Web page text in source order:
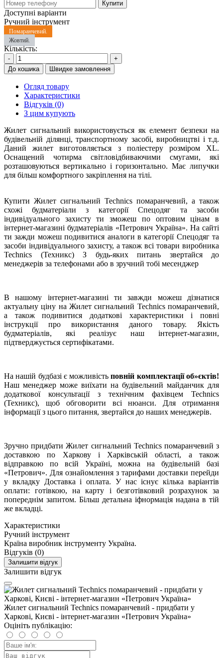
Купити
Доступні варіанти
Ручний інструмент
Помаранчевий.
Жовтий.
Кількість:
-
+
До кошика
Швидке замовлення
Огляд товару
Характеристики
Відгуків (0)
З цим купують
Жилет сигнальний використовується як елемент безпеки на
будівельній ділянці, транспортному засобі, виробництві і т.д.
Даний жилет виготовляється з поліестеру розміром XL.
Оснащений чотирма світловідбиваючими смугами, які
розташовуються вертикально і горизонтально. Має липучки
для більш комфортного закріплення на тілі.
Купити Жилет сигнальний Technics помаранчевий, а також
схожі будматеріали з категорії Спецодяг та засоби
індивідуального захисту ти зможеш по оптовим цінам в
інтернет-магазині будматеріалів «Петрович Україна». На сайті
ти зажди можеш подивитися аналоги в категорії Спецодяг та
засоби індивідуального захисту, а також всі товари виробника
Technics (Техникс) З будь-яких питань звертайся до
менеджерів за телефонами або в зручний тобі месенджер
В нашому інтернет-магазині ти завжди можеш дізнатися
актуальну ціну на Жилет сигнальний Technics помаранчевий,
а також подивитися додаткові характеристики і повні
інструкції про використання даного товару. Якість
будматеріалів, які реалізує наш інтернет-магазин,
підтверджується сертифікатами.
На нашій будбазі є можливістьповній комплектації об»єктів!
Наш менеджер може виїхати на будівельний майданчик для
додаткової консультації з технічним фахівцем Technics
(Техникс), щоб обговорити всі нюанси. Для отримання
інформації з цього питання, звертайся до наших менеджерів.
Зручно придбати Жилет сигнальний Technics помаранчевий з
доставкою по Харкову і Харківській області, а також
відправкою по всій Україні, можна на будівельній базі
«Петрович». Для ознайомлення з тарифами доставки перейди
у вкладку Доставка і оплата. У нас існує кілька варіантів
оплати: готівкою, на карту і безготівковий розрахунок за
попереднім запитом. Більш детальна іфнормація надана в тій
же вкладці.
Характеристики
Ручний інструмент
Країна виробник інструменту Україна.
Відгуків (0)
Залишити відгук
Залишити відгук
Жилет сигнальний Technics помаранчевий - придбати у
Харкові, Києві - інтернет-магазин «Петрович Україна»
Оцініть публікацію: